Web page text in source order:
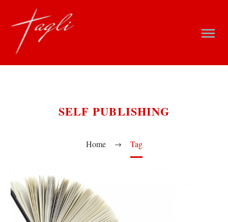
SELF PUBLISHING
Home Tag